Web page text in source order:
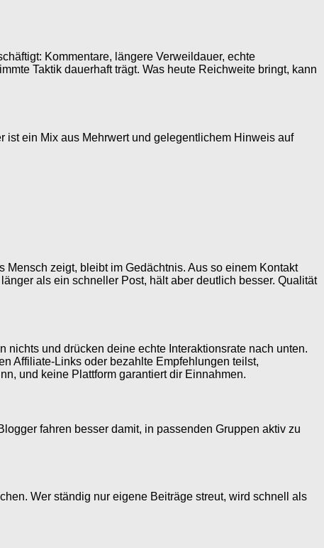
Kommentare, längere Verweildauer, echte
Taktik dauerhaft trägt. Was heute Reichweite bringt, kann
ein Mix aus Mehrwert und gelegentlichem Hinweis auf
zeigt, bleibt im Gedächtnis. Aus so einem Kontakt
als ein schneller Post, hält aber deutlich besser. Qualität
und drücken deine echte Interaktionsrate nach unten.
Affiliate-Links oder bezahlte Empfehlungen teilst,
und keine Plattform garantiert dir Einnahmen.
fahren besser damit, in passenden Gruppen aktiv zu
Wer ständig nur eigene Beiträge streut, wird schnell als